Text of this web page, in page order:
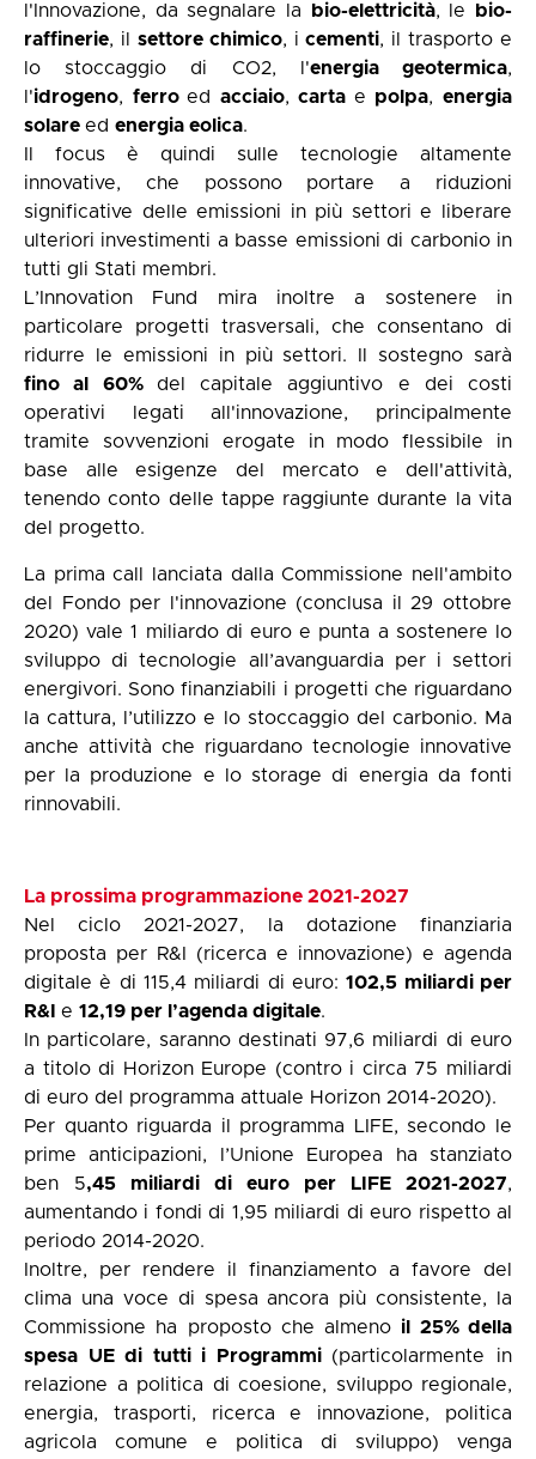
l'Innovazione, da segnalare la
bio-elettricità, le
bio-
raffinerie, il settore chimico, icementi, il trasporto e
lo stoccaggio di CO2, l'energia geotermica,
l'idrogeno, ferroed acciaio,carta e polpa,energia
solare ed energia eolica.
Il focus è quindi sulle tecnologie altamente
innovative, che possono portare a riduzioni
significative delle emissioni in più settori e liberare
ulteriori investimenti a basse emissioni di carbonio in
tutti gli Stati membri.
L’Innovation Fund mira inoltre a sostenere in
particolare progetti trasversali, che consentano di
ridurre le emissioni in più settori. Il sostegno sarà
fino al 60% del capitale aggiuntivo e dei costi
operativi legati all'innovazione, principalmente
tramite sovvenzioni erogate in modo flessibile in
base alle esigenze del mercato e dell'attività,
tenendo conto delle tappe raggiunte durante la vita
del progetto.
La prima call lanciata dalla Commissione nell'ambito
del Fondo per l'innovazione (conclusa il 29 ottobre
2020) vale 1 miliardo di euro e punta a sostenere lo
sviluppo di tecnologie all’avanguardia per i settori
energivori. Sono finanziabili i progetti che riguardano
la cattura, l’utilizzo e lo stoccaggio del carbonio. Ma
anche attività che riguardano tecnologie innovative
per la produzione e lo storage di energia da fonti
rinnovabili.
La prossima programmazione 2021-2027
Nel ciclo 2021-2027, la dotazione finanziaria
proposta per R&I (ricerca e innovazione) e agenda
digitale è di 115,4 miliardi di euro:102,5 miliardi per
R&I e 12,19 per l’agenda digitale.
In particolare, saranno destinati 97,6 miliardi di euro
a titolo di Horizon Europe (contro i circa 75 miliardi
di euro del programma attuale Horizon 2014-2020).
Per quanto riguarda il programma LIFE, secondo le
prime anticipazioni, l’Unione Europea ha stanziato
ben 5,45 miliardi di euro per LIFE 2021-2027,
aumentando i fondi di 1,95 miliardi di euro rispetto al
periodo 2014-2020.
Inoltre, per rendere il finanziamento a favore del
clima una voce di spesa ancora più consistente, la
Commissione ha proposto che almeno il 25% della
spesa UE di tutti i Programmi (particolarmente in
relazione a politica di coesione, sviluppo regionale,
energia, trasporti, ricerca e innovazione, politica
agricola comune e politica di sviluppo) venga